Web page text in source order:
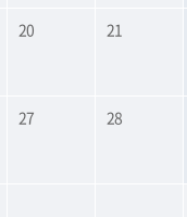
20 21
27 28